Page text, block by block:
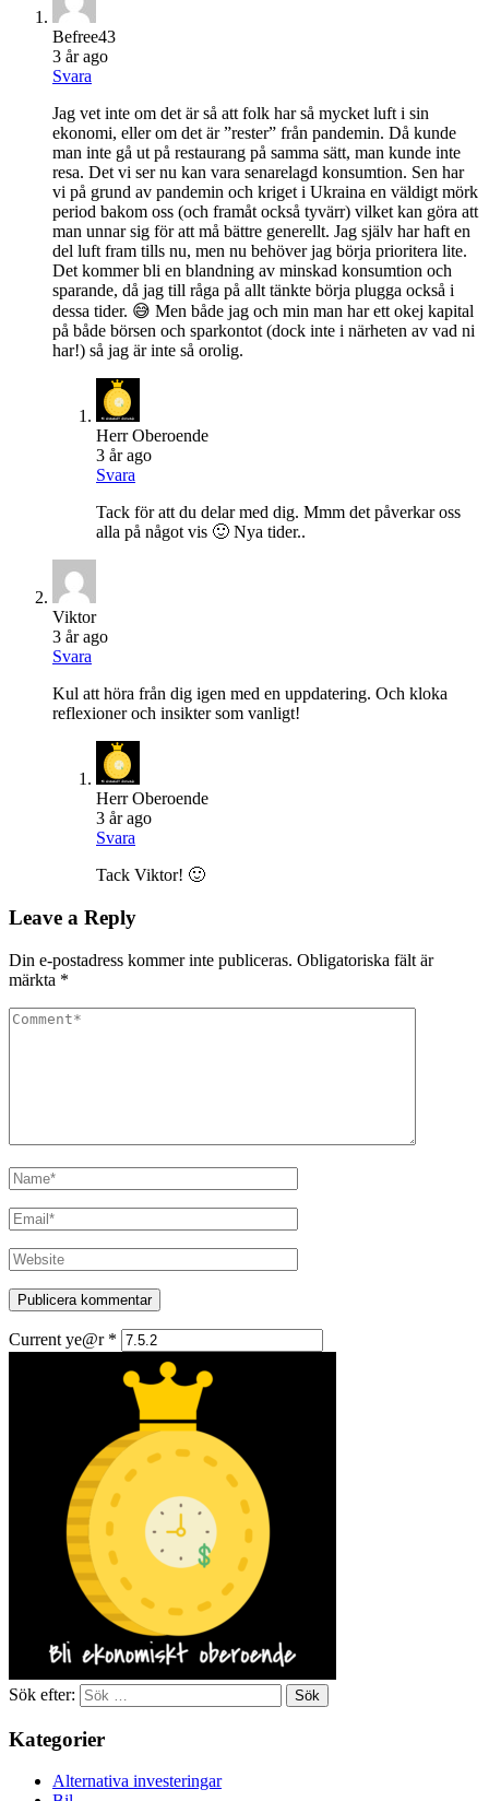
Befree43
3 år ago
Svara
Jag vet inte om det är så att folk har så mycket luft i sin
ekonomi, eller om det är ”rester” från pandemin. Då kunde
man inte gå ut på restaurang på samma sätt, man kunde inte
resa. Det vi ser nu kan vara senarelagd konsumtion. Sen har
vi på grund av pandemin och kriget i Ukraina en väldigt mörk
period bakom oss (och framåt också tyvärr) vilket kan göra att
man unnar sig för att må bättre generellt. Jag själv har haft en
del luft fram tills nu, men nu behöver jag börja prioritera lite.
Det kommer bli en blandning av minskad konsumtion och
sparande, då jag till råga på allt tänkte börja plugga också i
dessa tider. 😅 Men både jag och min man har ett okej kapital
på både börsen och sparkontot (dock inte i närheten av vad ni
har!) så jag är inte så orolig.
Herr Oberoende
3 år ago
Svara
Tack för att du delar med dig. Mmm det påverkar oss
alla på något vis 🙂 Nya tider..
Viktor
3 år ago
Svara
Kul att höra från dig igen med en uppdatering. Och kloka
reflexioner och insikter som vanligt!
Herr Oberoende
3 år ago
Svara
Tack Viktor! 🙂
Leave a Reply
Din e-postadress kommer inte publiceras. Obligatoriska fält är
märkta *
Current ye@r *
Sök efter:
Kategorier
Alternativa investeringar